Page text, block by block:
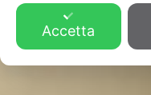
Accetta